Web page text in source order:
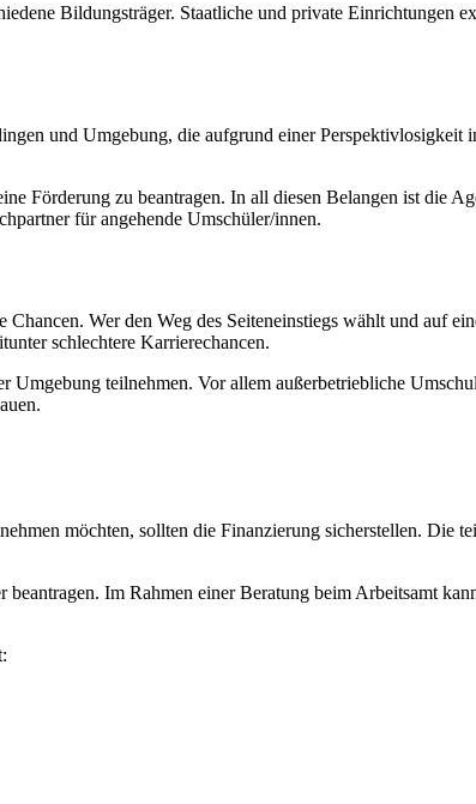
Bildungsträger. Staatliche und private Einrichtungen
und Umgebung, die aufgrund einer Perspektivlosigkeit
Förderung zu beantragen. In all diesen Belangen ist die
für angehende Umschüler/innen.
Wer den Weg des Seiteneinstiegs wählt und auf
schlechtere Karrierechancen.
teilnehmen. Vor allem außerbetriebliche
möchten, sollten die Finanzierung sicherstellen. Die
Im Rahmen einer Beratung beim Arbeitsamt